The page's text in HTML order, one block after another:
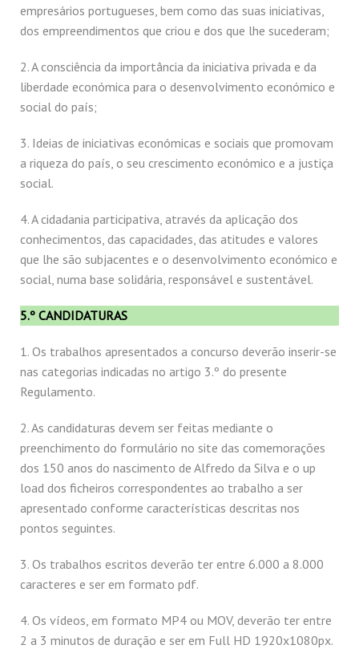
empresários portugueses, bem como das suas iniciativas,
dos empreendimentos que criou e dos que lhe sucederam;
2. A consciência da importância da iniciativa privada e da
liberdade económica para o desenvolvimento económico e
social do país;
3. Ideias de iniciativas económicas e sociais que promovam
a riqueza do país, o seu crescimento económico e a justiça
social.
4. A cidadania participativa, através da aplicação dos
conhecimentos, das capacidades, das atitudes e valores
que lhe são subjacentes e o desenvolvimento económico e
social, numa base solidária, responsável e sustentável.
5.º CANDIDATURAS
1. Os trabalhos apresentados a concurso deverão inserir-se
nas categorias indicadas no artigo 3.º do presente
Regulamento.
2. As candidaturas devem ser feitas mediante o
preenchimento do formulário no site das comemorações
dos 150 anos do nascimento de Alfredo da Silva e o up
load dos ficheiros correspondentes ao trabalho a ser
apresentado conforme características descritas nos
pontos seguintes.
3. Os trabalhos escritos deverão ter entre 6.000 a 8.000
caracteres e ser em formato pdf.
4. Os vídeos, em formato MP4 ou MOV, deverão ter entre
2 a 3 minutos de duração e ser em Full HD 1920x1080px.